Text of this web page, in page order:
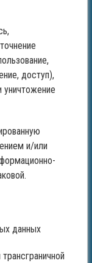
доступ),
уничтожение
и/или
данных